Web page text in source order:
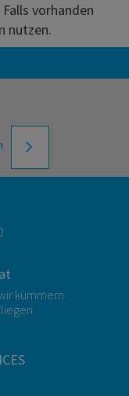
Falls vorhanden
nutzen.
kümmern